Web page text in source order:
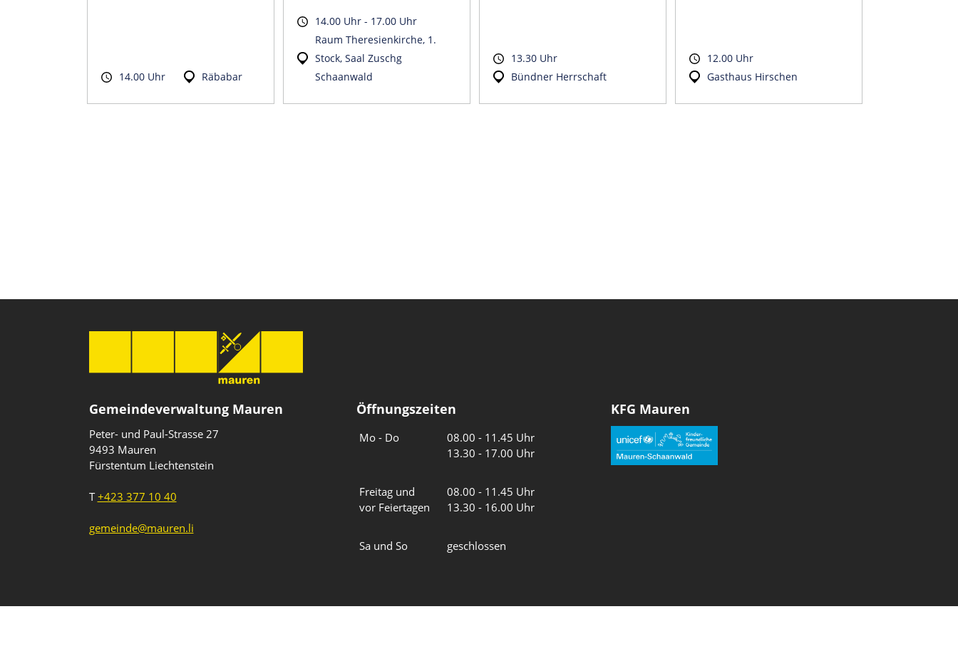
14.00 Uhr Räbabar
14.00 Uhr - 17.00 Uhr
Raum Theresienkirche, 1.
Stock, Saal Zuschg
Schaanwald
13.30 Uhr
Bündner Herrschaft
12.00 Uhr
Gasthaus Hirschen
Gemeindeverwaltung Mauren
Peter- und Paul-Strasse 27
9493 Mauren
Fürstentum Liechtenstein
T+423 377 10 40
gemeinde@mauren.li
Öffnungszeiten
Mo - Do
08.00 - 11.45 Uhr
13.30 - 17.00 Uhr
Freitag und
vor Feiertagen
08.00 - 11.45 Uhr
13.30 - 16.00 Uhr
Sa und So geschlossen
KFG Mauren